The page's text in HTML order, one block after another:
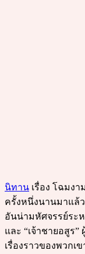
นิทาน เรื่อง โฉมงา
ครั้งหนึ่งนานมาแล้
อันน่ามหัศจรรย์ระ
และ “เจ้าชายอสูร
เรื่องราวของพวกเ